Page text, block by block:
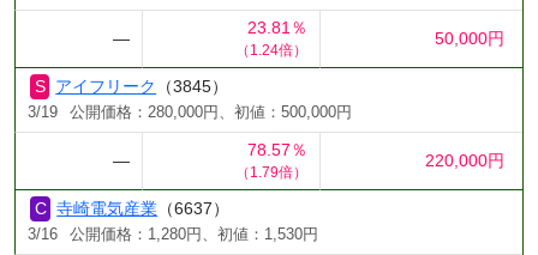
―
23.81％
（1.24倍）
50,000円
アイフリーク （3845）
3/19 公開価格：280,000円、初値：500,000円
―
78.57％
（1.79倍）
220,000円
寺崎電気産業 （6637）
3/16 公開価格：1,280円、初値：1,530円